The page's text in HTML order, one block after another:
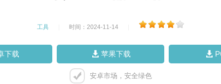
工具 时间：2024-11-14
下载 苹果下载
安卓市场，安全绿色